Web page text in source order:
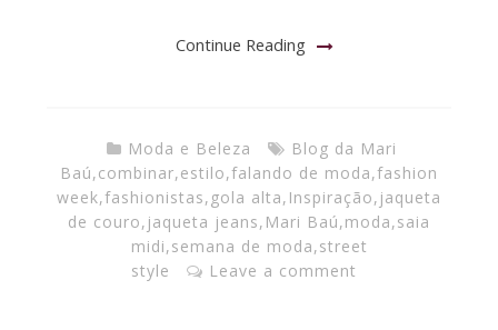
Continue Reading
Moda e Beleza
Blog da Mari
Baú,combinar,estilo,falando de moda,fashion
week,fashionistas, gola alta, Inspiração, jaqueta
de couro, jaqueta jeans, Mari Baú,moda,saia
midi,semana de moda,street
style
Leave a comment